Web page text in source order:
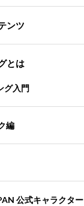
ンツ
とは
グ入門
編
公式キャラクター